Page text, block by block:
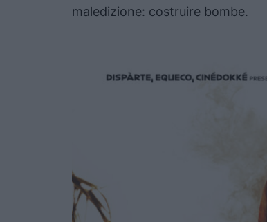
maledizione: costruire bombe.